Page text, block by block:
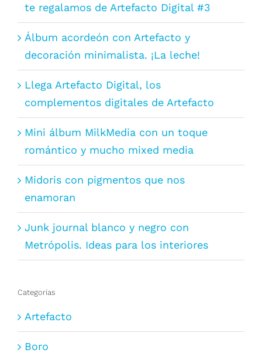
te regalamos de Artefacto Digital #3
Álbum acordeón con Artefacto y
decoración minimalista. ¡La leche!
Llega Artefacto Digital, los
complementos digitales de Artefacto
Mini álbum MilkMedia con un toque
romántico y mucho mixed media
Midoris con pigmentos que nos
enamoran
Junk journal blanco y negro con
Metrópolis. Ideas para los interiores
Categorías
Artefacto
Boro